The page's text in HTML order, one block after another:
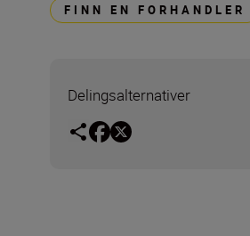
FINN EN FORHANDLER
Delingsalternativer